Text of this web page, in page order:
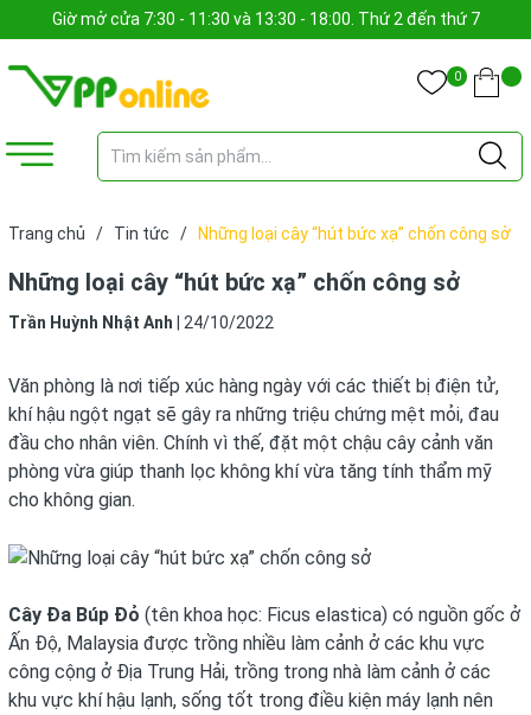
Giờ mở cửa 7:30 - 11:30 và 13:30 - 18:00. Thứ 2 đến thứ 7
0
Trang chủ / Tin tức / Những loại cây “hút bức xạ” chốn công sở
Những loại cây “hút bức xạ” chốn công sở
Trần Huỳnh Nhật Anh 24/10/2022
Văn phòng là nơi tiếp xúc hàng ngày với các thiết bị điện tử,
khí hậu ngột ngạt sẽ gây ra những triệu chứng mệt mỏi, đau
đầu cho nhân viên. Chính vì thế, đặt một chậu cây cảnh văn
phòng vừa giúp thanh lọc không khí vừa tăng tính thẩm mỹ
cho không gian.
Cây Đa Búp Đỏ (tên khoa học: Ficus elastica) có nguồn gốc ở
Ấn Độ, Malaysia được trồng nhiều làm cảnh ở các khu vực
công cộng ở Địa Trung Hải, trồng trong nhà làm cảnh ở các
khu vực khí hậu lạnh, sống tốt trong điều kiện máy lạnh nên